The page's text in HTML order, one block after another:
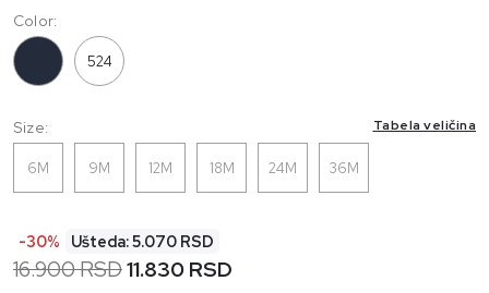
Size: Tabela veličina
6M 9M 12M 18M 24M 36M
Color:
524
-30% Ušteda: 5.070 RSD
16.900 RSD11.830 RSD